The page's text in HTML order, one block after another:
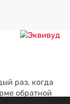
раз, когда
обратной